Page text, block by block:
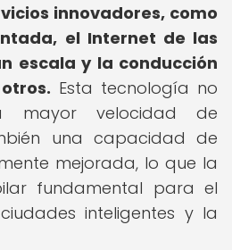
innovadores, como
el Internet de las
escala y la conducción
Esta tecnología no
mayor velocidad de
una capacidad de
mejorada, lo que la
fundamental para el
inteligentes y la